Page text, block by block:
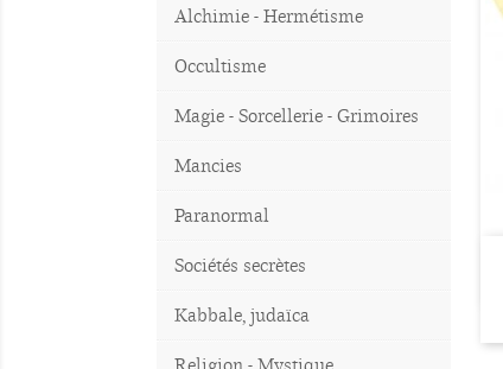
Alchimie - Hermétisme
Occultisme
Magie - Sorcellerie - Grimoires
Mancies
Paranormal
Sociétés secrètes
Kabbale, judaïca